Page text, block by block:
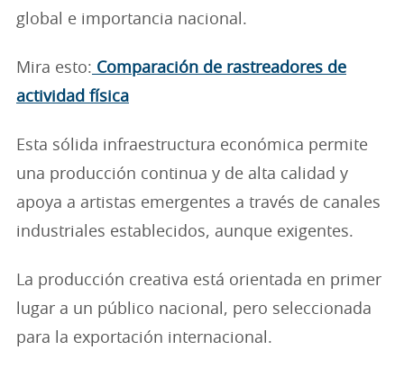
global e importancia nacional.
Mira esto: Comparación de rastreadores de
actividad física
Esta sólida infraestructura económica permite
una producción continua y de alta calidad y
apoya a artistas emergentes a través de canales
industriales establecidos, aunque exigentes.
La producción creativa está orientada en primer
lugar a un público nacional, pero seleccionada
para la exportación internacional.